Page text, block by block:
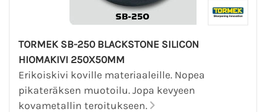
TORMEK SB-250 BLACKSTONE SILICON
HIOMAKIVI 250X50MM
Erikoiskivi koville materiaaleille. Nopea
pikateräksen muotoilu. Jopa kevyeen
kovametallin teroitukseen.